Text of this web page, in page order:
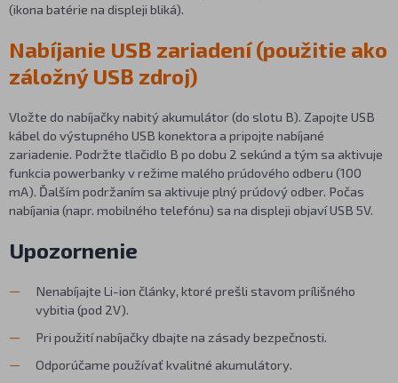
(ikona batérie na displeji bliká).
Nabíjanie USB zariadení (použitie ako
záložný USB zdroj)
Vložte do nabíjačky nabitý akumulátor (do slotu B). Zapojte USB
kábel do výstupného USB konektora a pripojte nabíjané
zariadenie. Podržte tlačidlo B po dobu 2 sekúnd a tým sa aktivuje
funkcia powerbanky v režime malého prúdového odberu (100
mA). Ďalším podržaním sa aktivuje plný prúdový odber. Počas
nabíjania (napr. mobilného telefónu) sa na displeji objaví USB 5V.
Upozornenie
Nenabíjajte Li-ion články, ktoré prešli stavom prílišného
vybitia (pod 2V).
Pri použití nabíjačky dbajte na zásady bezpečnosti.
Odporúčame používať kvalitné akumulátory.